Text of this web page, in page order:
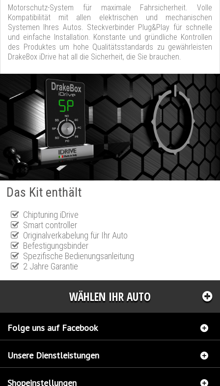
Motorschutz-System für maximale Fahrsicherheit. Volle
Kompatibilität mit allen elektrischen und mechanischen
Systemen Ihres Autos. Steckverbinder Plug&Play für schnelle
und einfache Installation. Konstante und gründliche Kontrollen
des Produktes um hohe Qualitätsstandards zu gewährleisten
DrakeBox iDrive hat all die Sicherheit, die Sie brauchen.
Das Kit enthält
Chiptuning iDrive
Smart controller
Originalverkabelung für Ihr Auto
Befestigungsbinder
Spezifische Bedienungsanleitung
2 Jahre Garantie
WÄHLEN IHR AUTO
Folge uns auf Facebook
Unsere Dienstleistungen
Shopeinstellungen